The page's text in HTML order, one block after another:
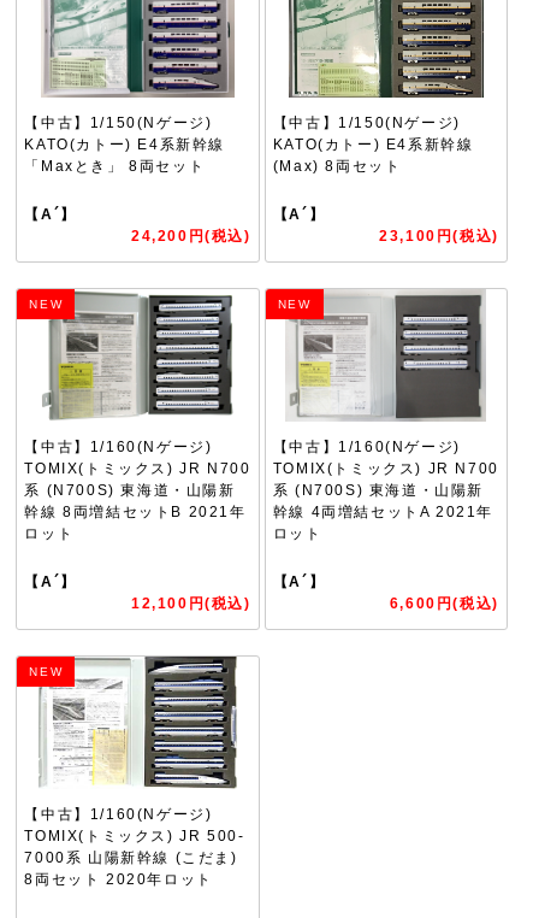
【中古】1/150(Nゲージ)
KATO(カトー) E4系新幹線
「Maxとき」 8両セット
【A´】
24,200円(税込)
【中古】1/150(Nゲージ)
KATO(カトー) E4系新幹線
(Max) 8両セット
【A´】
23,100円(税込)
NEW
【中古】1/160(Nゲージ)
TOMIX(トミックス) JR N700
系 (N700S) 東海道・山陽新
幹線 8両増結セットB 2021年
ロット
【A´】
12,100円(税込)
NEW
【中古】1/160(Nゲージ)
TOMIX(トミックス) JR N700
系 (N700S) 東海道・山陽新
幹線 4両増結セットA 2021年
ロット
【A´】
6,600円(税込)
NEW
【中古】1/160(Nゲージ)
TOMIX(トミックス) JR 500-
7000系 山陽新幹線 (こだま)
8両セット 2020年ロット